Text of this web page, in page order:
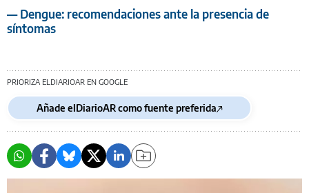
— Dengue: recomendaciones ante la presencia de
síntomas
PRIORIZA ELDIARIOAR EN GOOGLE
Añade elDiarioAR como fuente preferida